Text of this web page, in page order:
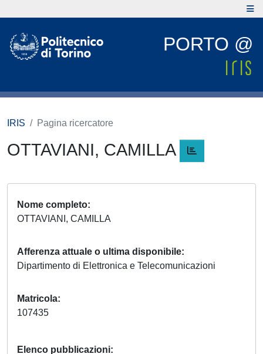
PORTO @
IRIS Pagina ricercatore
OTTAVIANI, CAMILLA
Nome completo
OTTAVIANI, CAMILLA
Afferenza attuale o ultima disponibile
Dipartimento di Elettronica e Telecomunicazioni
Matricola
107435
Elenco pubblicazioni